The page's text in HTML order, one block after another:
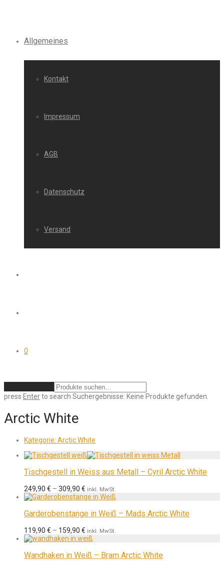
Allgemeines
Kontakt
Impressum
AGB
Datenschutz
Versand
0
press Enterto search Suchergebnisse: Keine Produkte gefunden.
Arctic White
Kategorie: Arctic White
Tischgestell in Weiss aus Metall – Cyril Arctic White
249,90 € – 309,90 € inkl. MwSt.
Garderobenstange in Weiß – Mads Arctic White
119,90 € – 159,90 € inkl. MwSt.
Wandhaken in Weiß – Bram Arctic White